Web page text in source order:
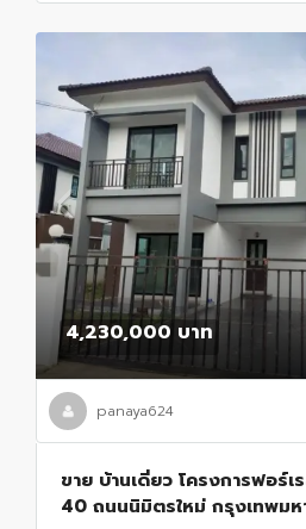
4,230,000 บาท
panaya624
ขาย บ้านเดี่ยว โครงการฟอร์
40 ถนนนิมิตรใหม่ กรุงเทพมห